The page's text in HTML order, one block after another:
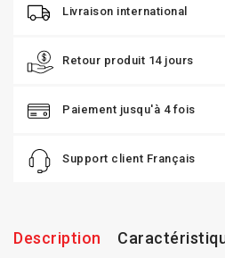
Livraison international
Retour produit 14 jours
Paiement jusqu'à 4 fois
Support client Français
Description